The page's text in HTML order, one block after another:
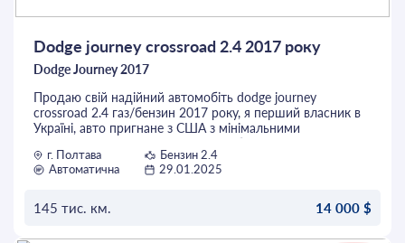
- Круїз-контроль
- Трьохзонний клімат-контроль
- Підігрів передніх сидінь
- Підігрів керма
Dodge journey crossroad 2.4 2017 року
Dodge Journey 2017
Продаю свій надійний автомобіть dodge journey
crossroad 2.4 газ/бензин 2017 року, я перший власник в
Україні, авто пригнане з США з мінімальними
пошкодженнями. Авто повністю обслужене нічого
робити не треба. 1000 км назад замінено масла/фільтра.
Восени замінено тормозні диски передні , колодки в
редуктор на новий.Світло led лампи, стекла фар поклеяні
дорогою захисною плівкою.Відповім на всі питання. Торг
можливий
г. Полтава
Бензин 2.4
Автоматична
29.01.2025
145 тис. км. 14 000 $